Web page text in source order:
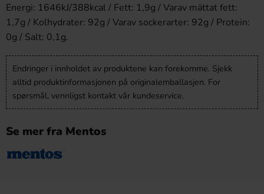
Energi: 1646kJ/388kcal / Fett: 1,9g / Varav mättat fett:
1,7g / Kolhydrater: 92g / Varav sockerarter: 92g / Protein:
0g / Salt: 0,1g.
Endringer i innholdet av produktene kan forekomme. Sjekk
alltid produktinformasjonen på originalemballasjen. For
spørsmål, vennligst kontakt vår kundeservice.
Se mer fra Mentos